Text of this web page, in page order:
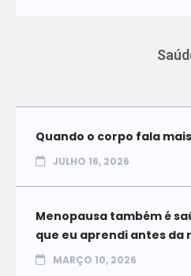
Quando o corpo fala
JULHO 16, 2026
Menopausa também é
que eu aprendi antes da
MARÇO 10, 2026